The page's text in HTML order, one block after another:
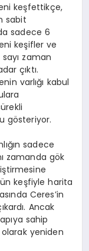
keşfettikçe,
sabit
sadece 6
keşifler ve
zaman
çıktı.
varlığı kabul
gösteriyor.
sadece
zamanda gök
keşfiyle harita
Ceres’in
Ancak
sahip
yeniden